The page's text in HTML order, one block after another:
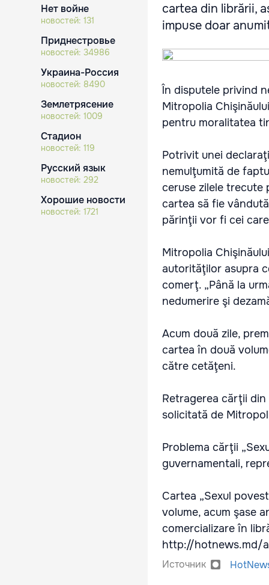
Нет войне
новостей: 131
Приднестровье
новостей: 34986
Украина-Россия
новостей: 8490
Землетрясение
новостей: 1009
Стадион
новостей: 119
Русский язык
новостей: 292
Хорошие новости
новостей: 1721
cartea din librării,
impuse doar
În disputele privind
Mitropolia
pentru moralitatea
Potrivit unei
nemulţumită de
ceruse zilele trecute
cartea să fie
părinţii vor fi cei
Mitropolia
autorităţilor asupra
comerţ. „Până la
nedumerire şi
Acum două zile,
cartea în două
către cetăţeni.
Retragerea cărţii
solicitată de
Problema cărţii
guvernamentali,
Cartea „Sexul
volume, acum şase
comercializare în
http://hotnews.md/
Источник